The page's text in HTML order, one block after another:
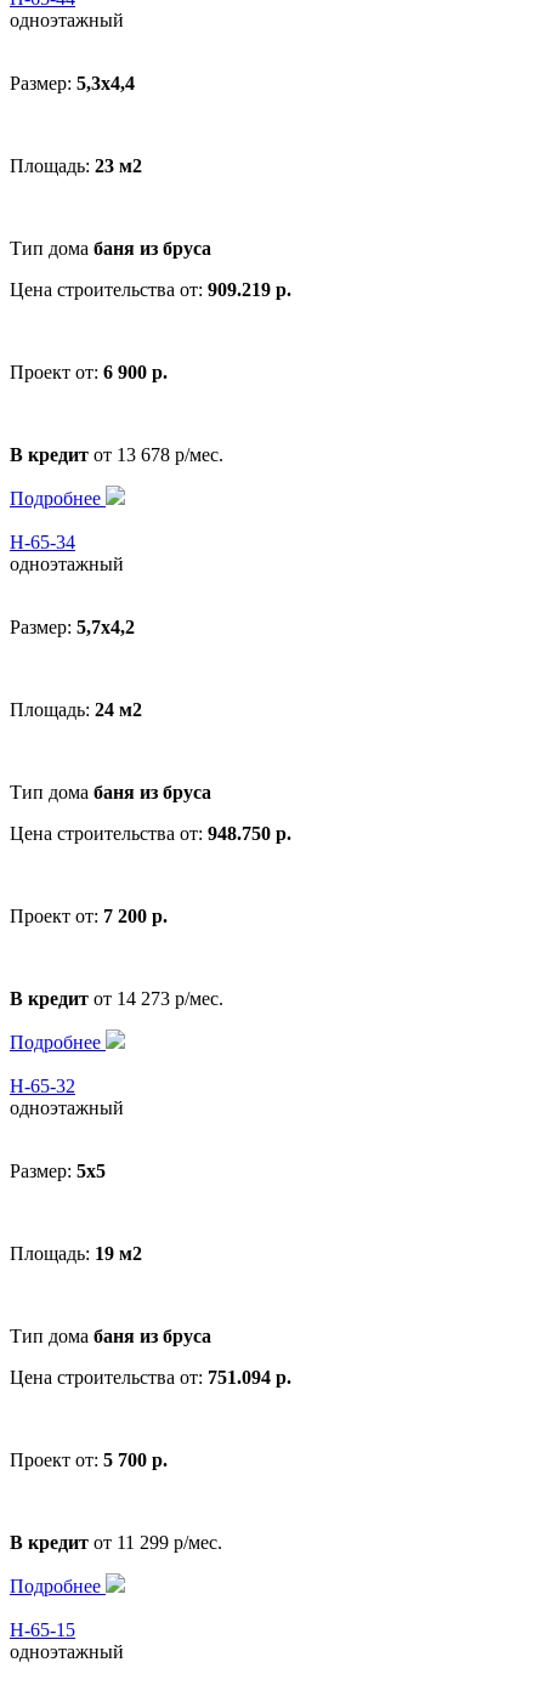
одноэтажный
Размер: 5,3х4,4
Площадь: 23 м2
Тип дома баня из бруса
Цена строительства от: 909.219 р.
Проект от: 6 900 р.
В кредит от 13 678 р/мес.
Подробнее
Н-65-34
одноэтажный
Размер: 5,7х4,2
Площадь: 24 м2
Тип дома баня из бруса
Цена строительства от: 948.750 р.
Проект от: 7 200 р.
В кредит от 14 273 р/мес.
Подробнее
Н-65-32
одноэтажный
Размер: 5x5
Площадь: 19 м2
Тип дома баня из бруса
Цена строительства от: 751.094 р.
Проект от: 5 700 р.
В кредит от 11 299 р/мес.
Подробнее
Н-65-15
одноэтажный